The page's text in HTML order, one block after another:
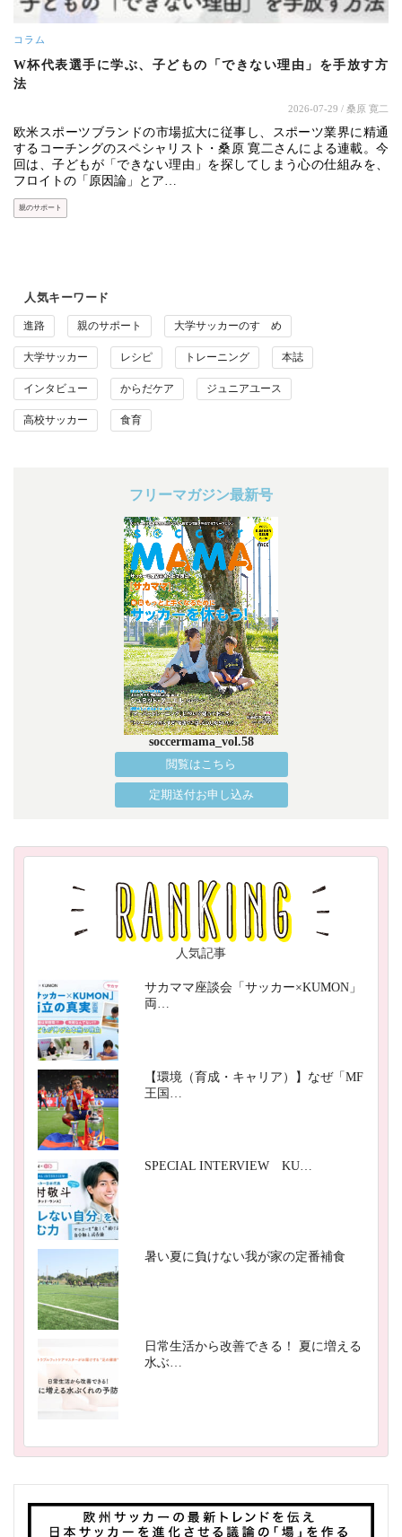
コラム
W杯代表選手に学ぶ、子どもの「できない理由」を手放す方
法
2026-07-29 / 桑原 寛二
欧米スポーツブランドの市場拡大に従事し、スポーツ業界に精通
するコーチングのスペシャリスト・桑原 寛二さんによる連載。今
回は、子どもが「できない理由」を探してしまう心の仕組みを、
フロイトの「原因論」とア…
親のサポート
人気キーワード
進路 親のサポート 大学サッカーのすゝめ
大学サッカー レシピ トレーニング 本誌
インタビュー からだケア ジュニアユース
高校サッカー 食育
フリーマガジン最新号
soccermama_vol.58
閲覧はこちら
定期送付お申し込み
人気記事
サカママ座談会「サッカー×KUMON」
両…
【環境（育成・キャリア）】なぜ「MF
王国…
SPECIAL INTERVIEW KU…
暑い夏に負けない我が家の定番補食
日常生活から改善できる！ 夏に増える
水ぶ…